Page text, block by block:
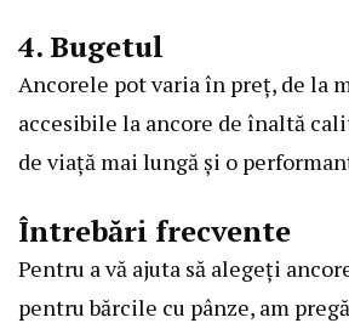
4. Bugetul
Ancorele pot varia în preț, de la
accesibile la ancore de înaltă
de viață mai lungă și o
Întrebări frecvente
Pentru a vă ajuta să alegeți
pentru bărcile cu pânze, am